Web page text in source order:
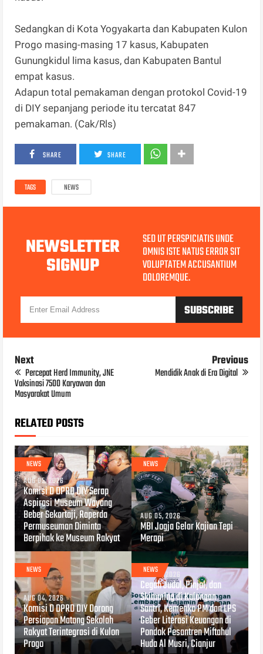
Sedangkan di Kota Yogyakarta dan Kabupaten Kulon
Progo masing-masing 17 kasus, Kabupaten
Gunungkidul lima kasus, dan Kabupaten Bantul
empat kasus.
Adapun total pemakaman dengan protokol Covid-19
di DIY sepanjang periode itu tercatat 847
pemakaman. (Cak/Rls)
SHARE SHARE
TAGS NEWS
NEWSLETTER
SIGNUP
SED UT PERSPICIATIS UNDE
OMNIS ISTE NATUS ERROR SIT
VOLUPTATEM ACCUSANTIUM
DOLOREMQUE.
Next
Percepat Herd Immunity, JNE
Vaksinasi 7500 Karyawan dan
Masyarakat Umum
Previous
Mendidik Anak di Era Digital
RELATED POSTS
NEWS
AUG 05, 2026
Komisi D DPRD DIY Serap
Aspirasi Museum Wayang
Beber Sekartaji, Raperda
Permuseuman Diminta
Berpihak ke Museum Rakyat
NEWS
AUG 05, 2026
MBI Jogja Gelar Kajian Tepi
Merapi
NEWS
AUG 04, 2026
Komisi D DPRD DIY Dorong
Persiapan Matang Sekolah
Rakyat Terintegrasi di Kulon
Progo
NEWS
AUG 04, 2026
Cegah Judol, Pinjol, dan
Skimming di Kalangan
Santri, Kemenko PM dan LPS
Geber Literasi Keuangan di
Pondok Pesantren Miftahul
Huda Al Musri, Cianjur